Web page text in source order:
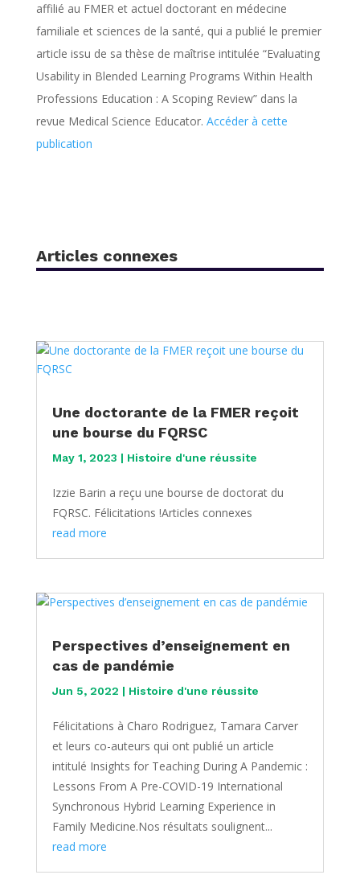
affilié au FMER et actuel doctorant en médecine
familiale et sciences de la santé, qui a publié le premier
article issu de sa thèse de maîtrise intitulée “Evaluating
Usability in Blended Learning Programs Within Health
Professions Education : A Scoping Review” dans la
revue Medical Science Educator. Accéder à cette
publication
Articles connexes
Une doctorante de la FMER reçoit
une bourse du FQRSC
May 1, 2023 | Histoire d'une réussite
Izzie Barin a reçu une bourse de doctorat du
FQRSC. Félicitations !Articles connexes
read more
Perspectives d’enseignement en
cas de pandémie
Jun 5, 2022 | Histoire d'une réussite
Félicitations à Charo Rodriguez, Tamara Carver
et leurs co-auteurs qui ont publié un article
intitulé Insights for Teaching During A Pandemic :
Lessons From A Pre-COVID-19 International
Synchronous Hybrid Learning Experience in
Family Medicine.Nos résultats soulignent...
read more